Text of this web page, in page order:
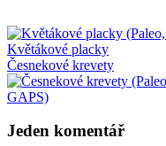
Květákové placky
Česnekové krevety
Jeden komentář